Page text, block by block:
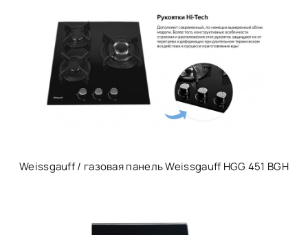
Weissgauff / газовая панель Weissgauff HGG 451 BGH